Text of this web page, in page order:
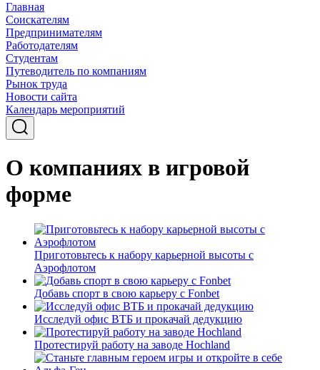
Главная
Соискателям
Предпринимателям
Работодателям
Студентам
Путеводитель по компаниям
Рынок труда
Новости сайта
Календарь мероприятий
О компаниях в игровой
форме
Приготовьтесь к набору карьерной высоты с
Аэрофлотом
Добавь спорт в свою карьеру с Fonbet
Исследуй офис ВТБ и прокачай дедукцию
Протестируй работу на заводе Hochland